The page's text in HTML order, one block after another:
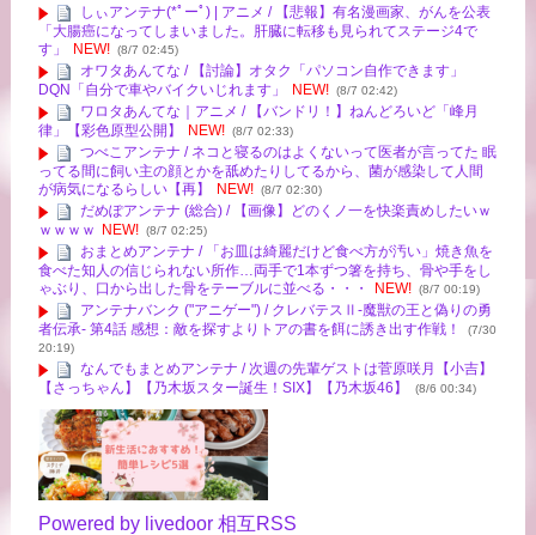
しぃアンテナ(*ﾟーﾟ) | アニメ / 【悲報】有名漫画家、がんを公表
「大腸癌になってしまいました。肝臓に転移も見られてステージ4で
す」
NEW! (8/7 02:45)
オワタあんてな / 【討論】オタク「パソコン自作できます」
DQN「自分で車やバイクいじれます」
NEW! (8/7 02:42)
ワロタあんてな｜アニメ / 【バンドリ！】ねんどろいど「峰月
律」【彩色原型公開】
NEW! (8/7 02:33)
つべこアンテナ / ネコと寝るのはよくないって医者が言ってた 眠
ってる間に飼い主の顔とかを舐めたりしてるから、菌が感染して人間
が病気になるらしい【再】
NEW! (8/7 02:30)
だめぽアンテナ (総合) / 【画像】どのくノ一を快楽責めしたいｗ
ｗｗｗｗ NEW! (8/7 02:25)
おまとめアンテナ / 「お皿は綺麗だけど食べ方が汚い」焼き魚を
食べた知人の信じられない所作…両手で1本ずつ箸を持ち、骨や手をし
ゃぶり、口から出した骨をテーブルに並べる・・・
NEW! (8/7 00:19)
アンテナバンク ("アニゲー") / クレバテスⅡ-魔獣の王と偽りの勇
者伝承- 第4話 感想：敵を探すよりトアの書を餌に誘き出す作戦！
(7/30
20:19)
なんでもまとめアンテナ / 次週の先輩ゲストは菅原咲月【小吉】
【さっちゃん】【乃木坂スター誕生！SIX】【乃木坂46】
(8/6 00:34)
Powered by livedoor 相互RSS